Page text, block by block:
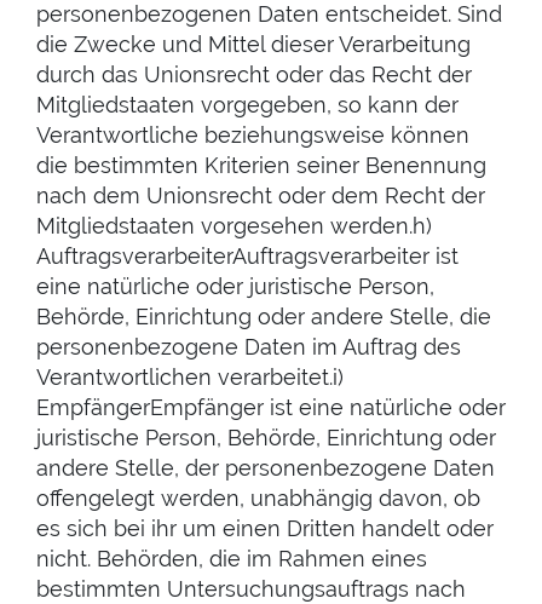
personenbezogenen Daten entscheidet. Sind
die Zwecke und Mittel dieser Verarbeitung
durch das Unionsrecht oder das Recht der
Mitgliedstaaten vorgegeben, so kann der
Verantwortliche beziehungsweise können
die bestimmten Kriterien seiner Benennung
nach dem Unionsrecht oder dem Recht der
Mitgliedstaaten vorgesehen werden.h)
AuftragsverarbeiterAuftragsverarbeiter ist
eine natürliche oder juristische Person,
Behörde, Einrichtung oder andere Stelle, die
personenbezogene Daten im Auftrag des
Verantwortlichen verarbeitet.i)
EmpfängerEmpfänger ist eine natürliche oder
juristische Person, Behörde, Einrichtung oder
andere Stelle, der personenbezogene Daten
offengelegt werden, unabhängig davon, ob
es sich bei ihr um einen Dritten handelt oder
nicht. Behörden, die im Rahmen eines
bestimmten Untersuchungsauftrags nach